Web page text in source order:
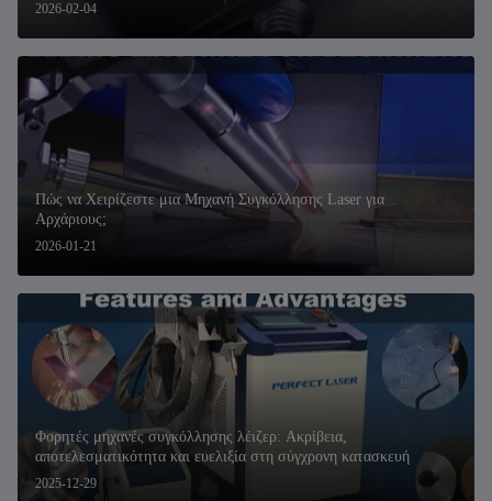
2026-02-04
2026-01-21
Πώς να Χειρίζεστε μια Μηχανή Συγκόλλησης Laser για
Αρχάριους;
2025-12-29
Φορητές μηχανές συγκόλλησης λέιζερ: Ακρίβεια,
αποτελεσματικότητα και ευελιξία στη σύγχρονη κατασκευή